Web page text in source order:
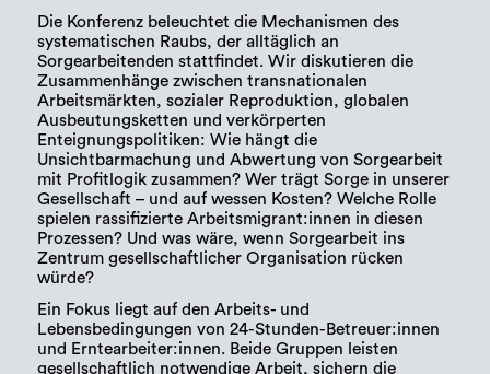
Die Konferenz beleuchtet die Mechanismen des
systematischen Raubs, der alltäglich an
Sorgearbeitenden stattfindet. Wir diskutieren die
Zusammenhänge zwischen transnationalen
Arbeitsmärkten, sozialer Reproduktion, globalen
Ausbeutungsketten und verkörperten
Enteignungspolitiken: Wie hängt die
Unsichtbarmachung und Abwertung von Sorgearbeit
mit Profitlogik zusammen? Wer trägt Sorge in unserer
Gesellschaft – und auf wessen Kosten? Welche Rolle
spielen rassifizierte Arbeitsmigrant:innen in diesen
Prozessen? Und was wäre, wenn Sorgearbeit ins
Zentrum gesellschaftlicher Organisation rücken
würde?
Ein Fokus liegt auf den Arbeits- und
Lebensbedingungen von 24-Stunden-Betreuer:innen
und Erntearbeiter:innen. Beide Gruppen leisten
gesellschaftlich notwendige Arbeit, sichern die